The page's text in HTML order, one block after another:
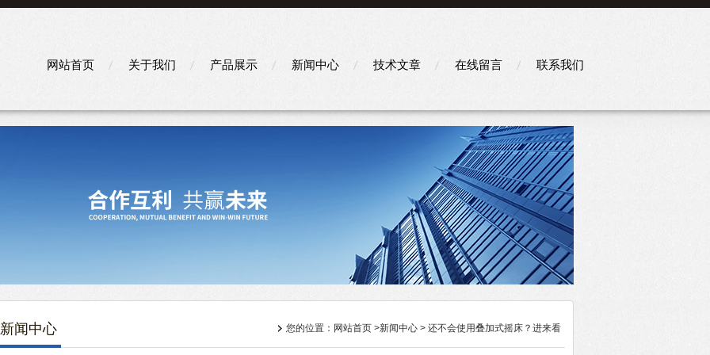
网站首页 关于我们 产品展示 新闻中心 技术文章 在线留言 联系我们
新闻中心 您的位置： 网站首页 >新闻中心 > 还不会使用叠加式摇床？进来看